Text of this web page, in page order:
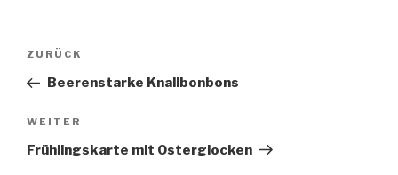
Beitragsnavigation
Vorheriger
Beitrag
ZURÜCK
Beerenstarke Knallbonbons
Nächster
Beitrag
WEITER
Frühlingskarte mit Osterglocken